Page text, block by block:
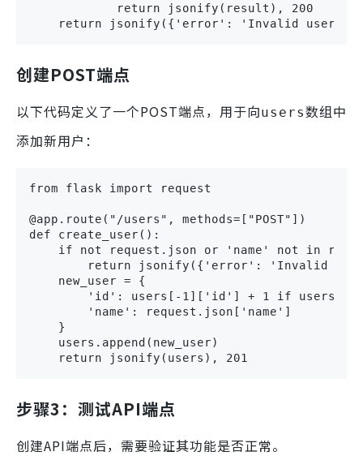
            return jsonify(result), 200
return jsonify({'error': 'Invalid
创建POST端点
以下代码定义了一个POST端点，用于向users数组中
添加新用户：
from flask import request
@app.route("/users", methods=["POST"])
def create_user():
if not request.json or 'name' not in
return jsonify({'error': 'Invalid
    new_user = {
'id': users[-1]['id'] + 1 if users
        'name': request.json['name']
    }
    users.append(new_user)
    return jsonify(users), 201
步骤3：测试API端点
创建API端点后，需要验证其功能是否正常。